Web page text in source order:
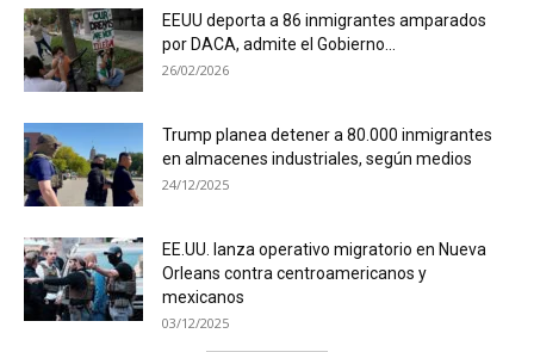
EEUU deporta a 86 inmigrantes amparados
por DACA, admite el Gobierno...
26/02/2026
Trump planea detener a 80.000 inmigrantes
en almacenes industriales, según medios
24/12/2025
EE.UU. lanza operativo migratorio en Nueva
Orleans contra centroamericanos y
mexicanos
03/12/2025